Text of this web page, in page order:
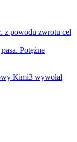
z powodu zwrotu ceł
Potężne
Kimi3 wywołał